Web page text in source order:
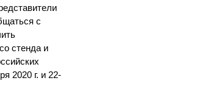
с
стенда и
2020 г. и 22-